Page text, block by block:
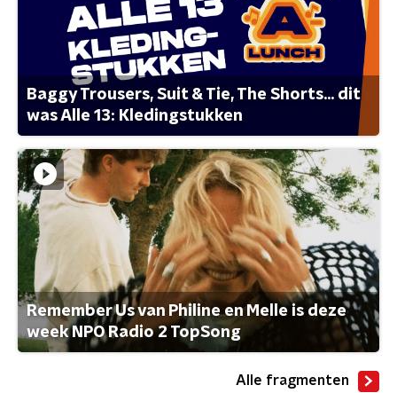
Baggy Trousers, Suit & Tie, The Shorts... dit
was Alle 13: Kledingstukken
Remember Us van Philine en Melle is deze
week NPO Radio 2 TopSong
Alle fragmenten